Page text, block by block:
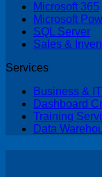
Microsoft 365
Microsoft
SQL Server
Sales &
Services
Business &
Dashboard
Training
Data